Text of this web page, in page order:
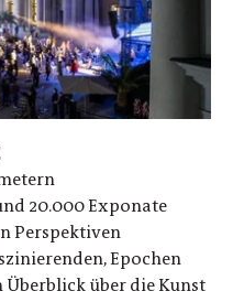
20.000 Exponate
Perspektiven
Epochen
über die Kunst